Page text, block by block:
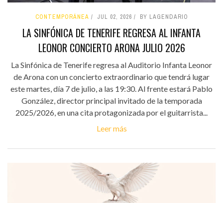
CONTEMPORÁNEA JUL 02, 2026 BY LAGENDARIO
LA SINFÓNICA DE TENERIFE REGRESA AL INFANTA
LEONOR CONCIERTO ARONA JULIO 2026
La Sinfónica de Tenerife regresa al Auditorio Infanta Leonor
de Arona con un concierto extraordinario que tendrá lugar
este martes, día 7 de julio, a las 19:30. Al frente estará Pablo
González, director principal invitado de la temporada
2025/2026, en una cita protagonizada por el guitarrista...
Leer más